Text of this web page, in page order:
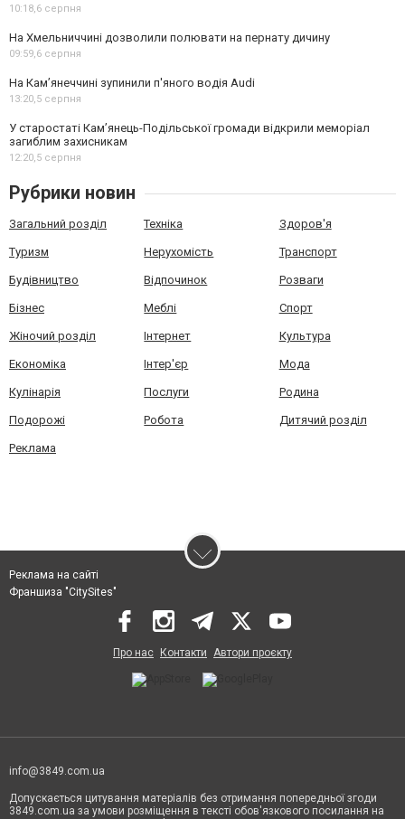
10:18,6 серпня
На Хмельниччині дозволили полювати на пернату дичину
09:59,6 серпня
На Камʼянеччині зупинили п'яного водія Audi
13:20,5 серпня
У старостаті Кам’янець-Подільської громади відкрили меморіал
загиблим захисникам
12:20,5 серпня
Рубрики новин
Загальний розділ Техніка Здоров'я
Туризм Нерухомість Транспорт
Будівництво Відпочинок Розваги
Бізнес Меблі Спорт
Жіночий розділ Інтернет Культура
Економіка Інтер'єр Мода
Кулінарія Послуги Родина
Подорожі Робота Дитячий розділ
Реклама
Реклама на сайті
Франшиза "CitySites"
Про нас Контакти Автори проєкту
info@3849.com.ua
Допускається цитування матеріалів без отримання попередньої згоди
3849.com.ua за умови розміщення в тексті обов'язкового посилання на